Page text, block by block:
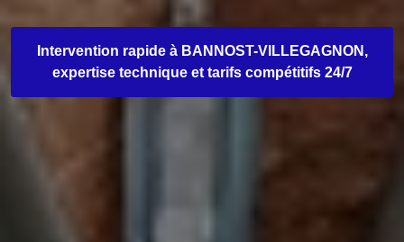
Intervention rapide à BANNOST-VILLEGAGNON,
expertise technique et tarifs compétitifs 24/7